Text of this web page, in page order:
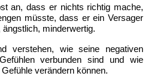
an, dass er nichts richtig mache,
müsste, dass er ein Versager
minderwertig.
verstehen, wie seine negativen
verbunden sind und wie
verändern können.